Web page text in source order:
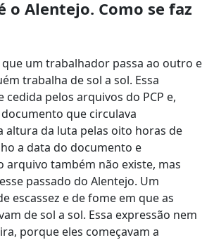
o Alentejo. Como se faz
um trabalhador passa ao outro e
trabalha de sol a sol. Essa
cedida pelos arquivos do PCP e,
que circulava
altura da luta pelas oito horas de
a data do documento e
arquivo também não existe, mas
passado do Alentejo. Um
escassez e de fome em que as
de sol a sol. Essa expressão nem
porque eles começavam a